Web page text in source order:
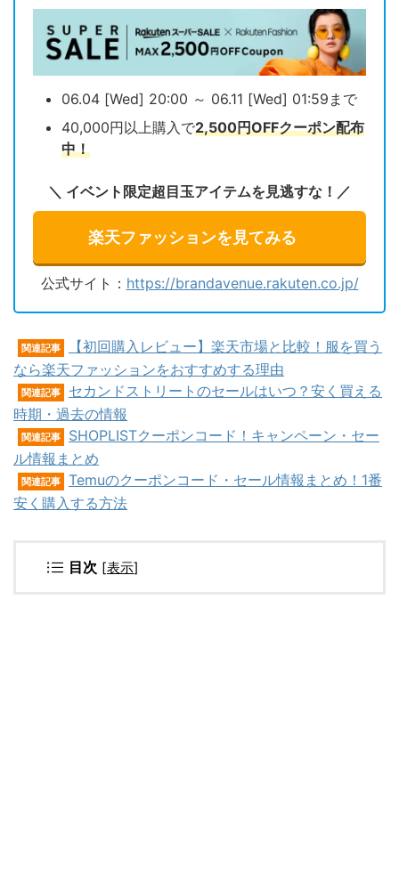
06.04 [Wed] 20:00 ～ 06.11 [Wed] 01:59まで
40,000円以上購入で2,500円OFFクーポン配布
中！
＼ イベント限定超目玉アイテムを見逃すな！／
楽天ファッションを見てみる
公式サイト： https://brandavenue.rakuten.co.jp/
関連記事
【初回購入レビュー】楽天市場と比較！服を買う
なら楽天ファッションをおすすめする理由
関連記事
セカンドストリートのセールはいつ？安く買える
時期・過去の情報
関連記事
SHOPLISTクーポンコード！キャンペーン・セー
ル情報まとめ
関連記事
Temuのクーポンコード・セール情報まとめ！1番
安く購入する方法
目次 [表示]